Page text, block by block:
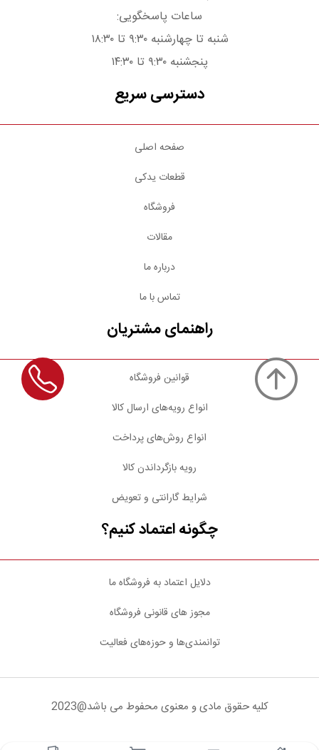
ساعات پاسخگویی:
شنبه تا چهارشنبه ۹:۳۰ تا ۱۸:۳۰
پنجشنبه ۹:۳۰ تا ۱۴:۳۰
دسترسی سریع
صفحه اصلی
قطعات یدکی
فروشگاه
مقالات
درباره ما
تماس با ما
راهنمای مشتریان
قوانین فروشگاه
انواع رویه‌های ارسال کالا
انواع روش‌های پرداخت
رویه بازگرداندن کالا
شرایط گارانتی و تعویض
چگونه اعتماد کنیم؟
دلایل اعتماد به فروشگاه ما
مجوز های قانونی فروشگاه
توانمندی‌ها و حوزه‌های فعالیت
کلیه حقوق مادی و معنوی محفوط می باشد@2023